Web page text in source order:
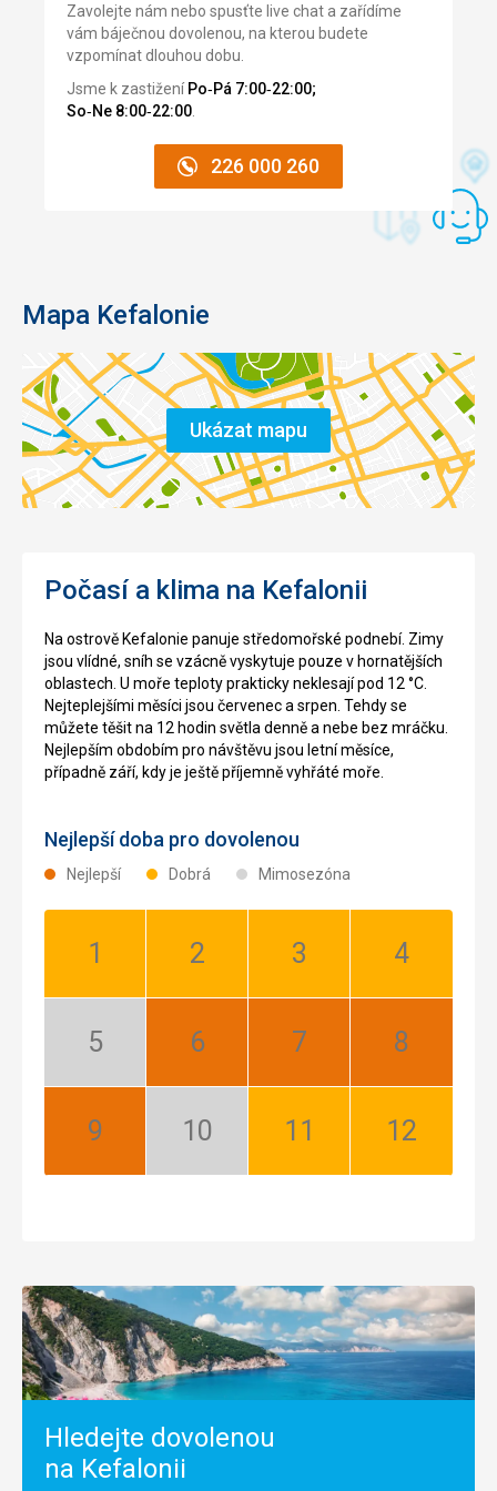
Zavolejte nám nebo spusťte live chat a zařídíme
vám báječnou dovolenou, na kterou budete
vzpomínat dlouhou dobu.
Jsme k zastižení Po‑Pá 7:00‑22:00;
So‑Ne 8:00‑22:00
226 000 260
Mapa Kefalonie
Ukázat mapu
Počasí a klima na Kefalonii
Na ostrově Kefalonie panuje středomořské podnebí. Zimy
jsou vlídné, sníh se vzácně vyskytuje pouze v hornatějších
oblastech. U moře teploty prakticky neklesají pod 12 °C.
Nejteplejšími měsíci jsou červenec a srpen. Tehdy se
můžete těšit na 12 hodin světla denně a nebe bez mráčku.
Nejlepším obdobím pro návštěvu jsou letní měsíce,
případně září, kdy je ještě příjemně vyhřáté moře.
Nejlepší doba pro dovolenou
Nejlepší Dobrá Mimosezóna
Leden:
Únor:
Březen:
Duben:
Květen:
Červen:
Červenec:
Srpen:
Září:
Říjen:
Listopad:
Prosinec:
Hledejte dovolenou
na Kefalonii